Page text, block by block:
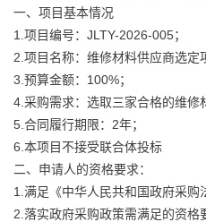
一、项目基本情况
1.项目编号：JLTY-2026-005；
2.项目名称：维修材料供应商选定
3.预算金额：100%；
4.采购需求：选取三家合格的维修
5.合同履行期限：2年；
6.本项目不接受联合体投标
二、申请人的资格要求：
1.满足《中华人民共和国政府采购
2.落实政府采购政策需满足的资